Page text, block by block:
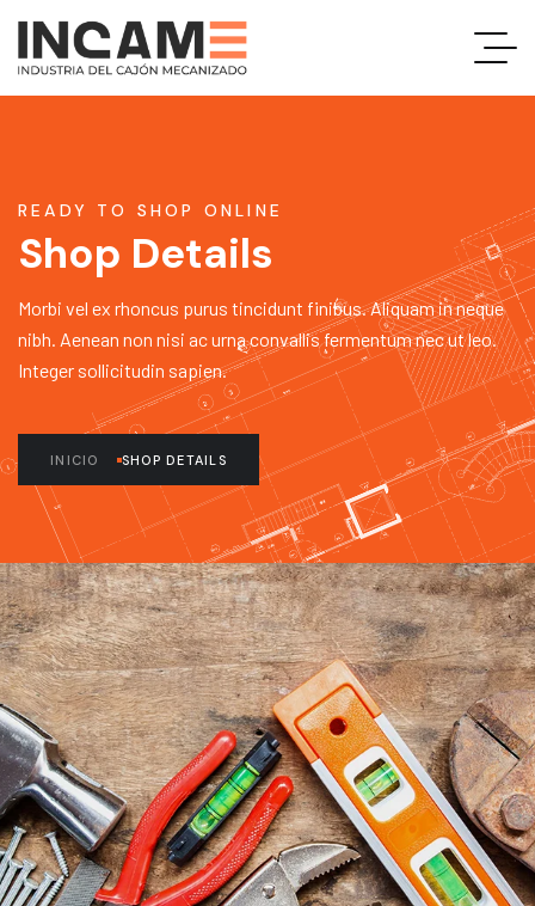
READY TO SHOP ONLINE
Shop Details
Morbi vel ex rhoncus purus tincidunt finibus. Aliquam in neque
nibh. Aenean non nisi ac urna convallis fermentum nec ut leo.
Integer sollicitudin sapien.
INICIO SHOP DETAILS